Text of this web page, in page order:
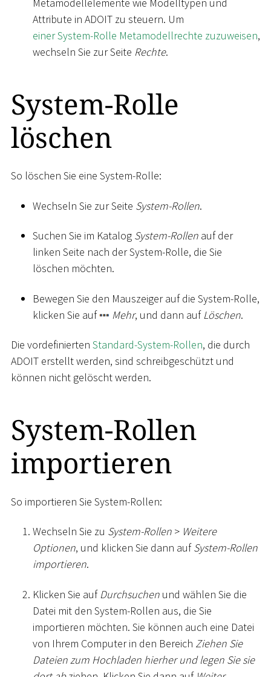
Attribute in ADOIT zu steuern. Um
einer System-Rolle Metamodellrechte zuzuweisen,
wechseln Sie zur Seite Rechte.
System-Rolle
löschen
So löschen Sie eine System-Rolle:
Wechseln Sie zur Seite System-Rollen.
Suchen Sie im Katalog System-Rollen auf der
linken Seite nach der System-Rolle, die Sie
löschen möchten.
Bewegen Sie den Mauszeiger auf die System-Rolle,
klicken Sie auf
Mehr, und dann aufLöschen.
Die vordefinierten Standard-System-Rollen, die durch
ADOIT erstellt werden, sind schreibgeschützt und
können nicht gelöscht werden.
System-Rollen
importieren
So importieren Sie System-Rollen:
Wechseln Sie zu System-Rollen > Weitere
Optionen, und klicken Sie dann aufSystem-Rollen
importieren.
Klicken Sie aufDurchsuchen und wählen Sie die
Datei mit den System-Rollen aus, die Sie
importieren möchten. Sie können auch eine Datei
von Ihrem Computer in den Bereich Ziehen Sie
Dateien zum Hochladen hierher und legen Sie sie